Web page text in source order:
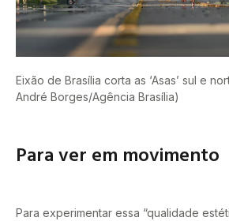
Eixão de Brasília corta as ‘Asas’ sul e
André Borges/Agência Brasília)
Para ver em movimento
Para experimentar essa “qualidade